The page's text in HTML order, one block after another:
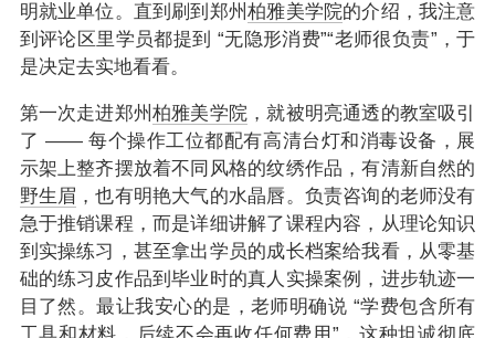
明就业单位。直到刷到郑州柏雅美学院的介绍，我注意
到评论区里学员都提到 “无隐形消费”“老师很负责”，于
是决定去实地看看。
第一次走进郑州柏雅美学院 ，就被明亮通透的教室吸引
了 —— 每个操作工位都配有高清台灯和消毒设备，展
示架上整齐摆放着不同风格的纹绣作品，有清新自然的
野生眉 ，也有明艳大气的水晶唇。负责咨询的老师没有
急于推销课程，而是详细讲解了课程内容，从理论知识
到实操练习，甚至拿出学员的成长档案给我看，从零基
础的练习皮作品到毕业时的真人实操案例，进步轨迹一
目了然。最让我安心的是，老师明确说 “学费包含所有